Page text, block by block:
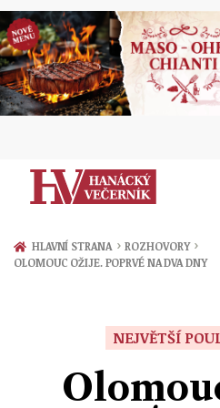
Zprávy
Přerov
Ekonomika
Sport
HLAVNÍ STRANA › ROZHOVORY ›
OLOMOUC OŽIJE. POPRVÉ NA DVA DNY
NEJVĚTŠÍ